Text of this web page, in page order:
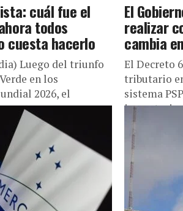
cuál fue el
todos
cuesta hacerlo
Luego del triunfo
en los
2026, el
El
realizar
cambia
El Decreto
tributario
sistema
reforma...